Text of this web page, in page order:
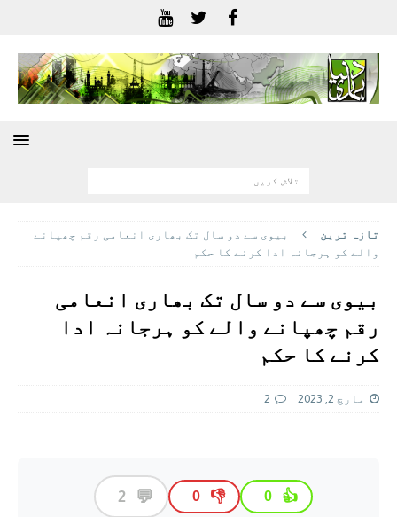
تازہ ترين
بیوی سے دو سال تک بھاری انعامی رقم چھپانے
والے کو ہرجانہ ادا کرنے کا حکم
بیوی سے دو سال تک بھاری انعامی
رقم چھپانے والے کو ہرجانہ ادا
کرنے کا حکم
مارچ 2, 2023 2
👍
0
👎
0
💬
2